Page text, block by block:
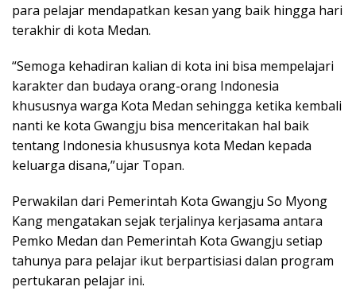
para pelajar mendapatkan kesan yang baik hingga hari
terakhir di kota Medan.
“Semoga kehadiran kalian di kota ini bisa mempelajari
karakter dan budaya orang-orang Indonesia
khususnya warga Kota Medan sehingga ketika kembali
nanti ke kota Gwangju bisa menceritakan hal baik
tentang Indonesia khususnya kota Medan kepada
keluarga disana,”ujar Topan.
Perwakilan dari Pemerintah Kota Gwangju So Myong
Kang mengatakan sejak terjalinya kerjasama antara
Pemko Medan dan Pemerintah Kota Gwangju setiap
tahunya para pelajar ikut berpartisiasi dalan program
pertukaran pelajar ini.